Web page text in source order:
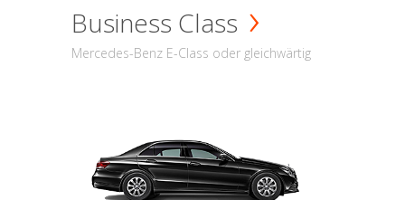
Business Class
Mercedes-Benz E-Class oder gleichwärtig